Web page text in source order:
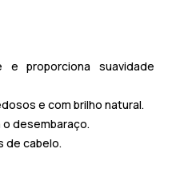
e proporciona suavidade
e com brilho natural.
desembaraço.
de cabelo.